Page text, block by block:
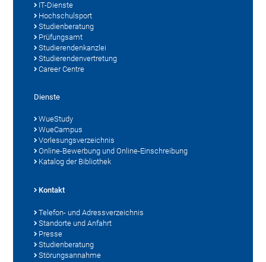
IT-Dienste
Hochschulsport
Studienberatung
Prüfungsamt
Studierendenkanzlei
Studierendenvertretung
Career Centre
Dienste
WueStudy
WueCampus
Vorlesungsverzeichnis
Online-Bewerbung und Online-Einschreibung
Katalog der Bibliothek
Kontakt
Telefon- und Adressverzeichnis
Standorte und Anfahrt
Presse
Studienberatung
Störungsannahme